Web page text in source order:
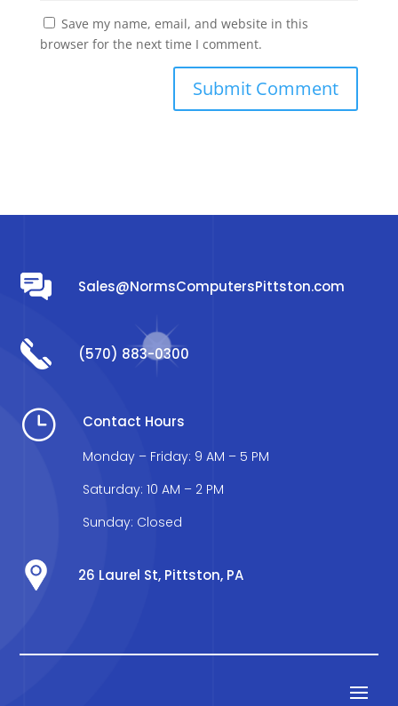
Save my name, email, and website in this
browser for the next time I comment.
Sales@NormsComputersPittston.com
(570) 883-0300
} Contact Hours
Monday – Friday: 9 AM – 5 PM
Saturday: 10 AM – 2 PM
Sunday: Closed
26 Laurel St, Pittston, PA